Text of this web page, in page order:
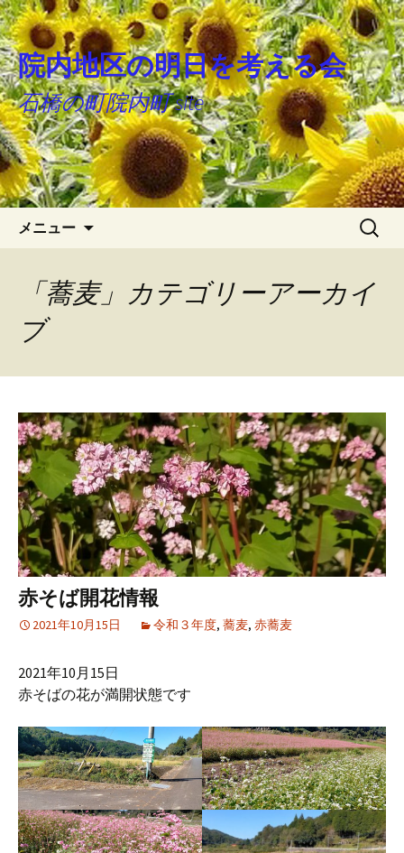
院内地区の明日を考える会
石橋の町院内町 site
メニュー
ン
ツ
プ
検
索:
「蕎麦」カテゴリーアーカイ
ブ
赤そば開花情報
2021年10月15日 令和３年度, 蕎麦, 赤蕎麦
2021年10月15日
赤そばの花が満開状態です